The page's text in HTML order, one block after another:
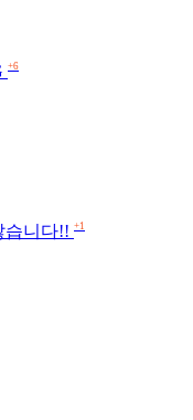
+6
습니다!! +1